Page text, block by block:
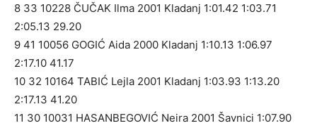
8 33 10228 ČUČAK Ilma 2001 Kladanj 1:01.42 1:03.71
2:05.13 29.20
9 41 10056 GOGIĆ Aida 2000 Kladanj 1:10.13 1:06.97
2:17.10 41.17
10 32 10164 TABIĆ Lejla 2001 Kladanj 1:03.93 1:13.20
2:17.13 41.20
11 30 10031 HASANBEGOVIĆ Neira 2001 Šavnici 1:07.90